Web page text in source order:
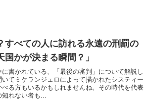
すべての人に訪れる永遠の刑罰の
かが決まる瞬間？」
書かれている、「最後の審判」について解説し
てミケランジェロによって描かれたシスティー
る方もいるかもしれませんね。その時代を代表
知れない者も...